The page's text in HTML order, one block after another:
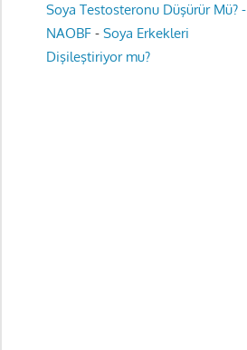
Soya Testosteronu Düşürür Mü? -
NAOBF- Soya Erkekleri
Dişileştiriyor mu?